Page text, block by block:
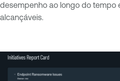
desempenho ao longo do tempo
alcançáveis.